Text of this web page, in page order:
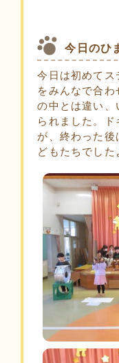
今日のひ
今日は初めてス
をみんなで合
の中とは違い、
られました。ド
が、終わった後
どもたちでした